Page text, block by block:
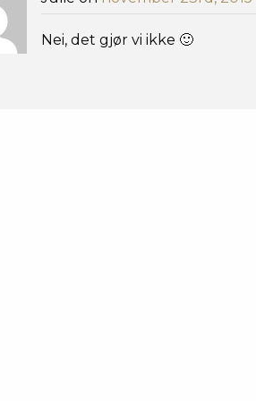
Nei, det gjør vi ikke 🙂